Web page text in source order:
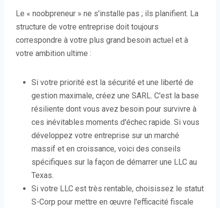
Le « noobpreneur » ne s'installe pas ; ils planifient. La
structure de votre entreprise doit toujours
correspondre à votre plus grand besoin actuel et à
votre ambition ultime :
Si votre priorité est la sécurité et une liberté de
gestion maximale, créez une SARL. C'est la base
résiliente dont vous avez besoin pour survivre à
ces inévitables moments d'échec rapide. Si vous
développez votre entreprise sur un marché
massif et en croissance, voici des conseils
spécifiques sur la façon de démarrer une LLC au
Texas.
Si votre LLC est très rentable, choisissez le statut
S-Corp pour mettre en œuvre l'efficacité fiscale